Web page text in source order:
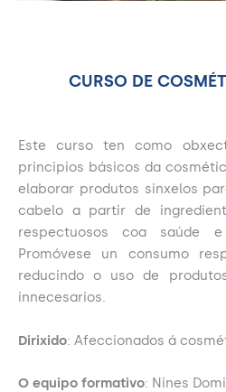
CURSO DE
Este curso ten como
principios básicos da
elaborar produtos sinxelos
cabelo a partir de
respectuosos coa saúde
Promóvese un consumo
reducindo o uso de
innecesarios.
Dirixido: Afeccionados á
O equipo formativo: Nines